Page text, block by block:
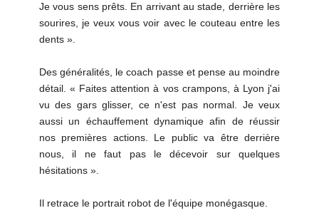
Je vous sens prêts. En arrivant au stade, derrière les
sourires, je veux vous voir avec le couteau entre les
dents ».
Des généralités, le coach passe et pense au moindre
détail. « Faites attention à vos crampons, à Lyon j'ai
vu des gars glisser, ce n'est pas normal. Je veux
aussi un échauffement dynamique afin de réussir
nos premières actions. Le public va être derrière
nous, il ne faut pas le décevoir sur quelques
hésitations ».
Il retrace le portrait robot de l'équipe monégasque.